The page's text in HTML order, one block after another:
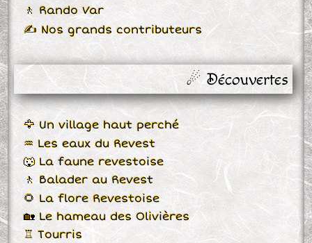
🚶 Rando Var
✍ Nos grands contributeurs
☄ Découvertes
🦅 Un village haut perché
♒ Les eaux du Revest
🐺 La faune revestoise
🚶 Balader au Revest
🌻 La flore Revestoise
🏡 Le hameau des Olivières
♖ Tourris